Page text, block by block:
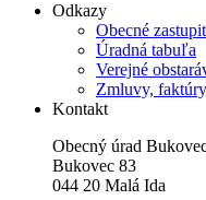
Odkazy
Obecné
Úradná tabuľa
Verejné
Zmluvy,
Kontakt
Obecný úrad
Bukovec 83
044 20 Malá Ida